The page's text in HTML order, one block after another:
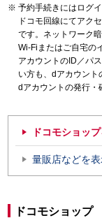
予約手続きにはログイ
ドコモ回線にてアク
です。ネットワーク
Wi-Fiまたはご自宅の
アカウントのID／パ
い方も、dアカウント
dアカウントの発行・
ドコモショッ
量販店などを
ドコモショップ